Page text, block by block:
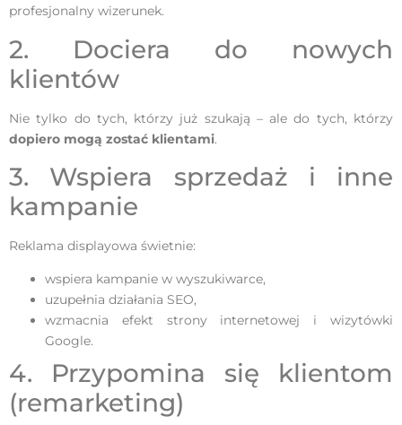
profesjonalny wizerunek.
2. Dociera do nowych
klientów
Nie tylko do tych, którzy już szukają – ale do tych, którzy
dopiero mogą zostać klientami.
3. Wspiera sprzedaż i inne
kampanie
Reklama displayowa świetnie:
wspiera kampanie w wyszukiwarce,
uzupełnia działania SEO,
wzmacnia efekt strony internetowej i wizytówki
Google.
4. Przypomina się klientom
(remarketing)